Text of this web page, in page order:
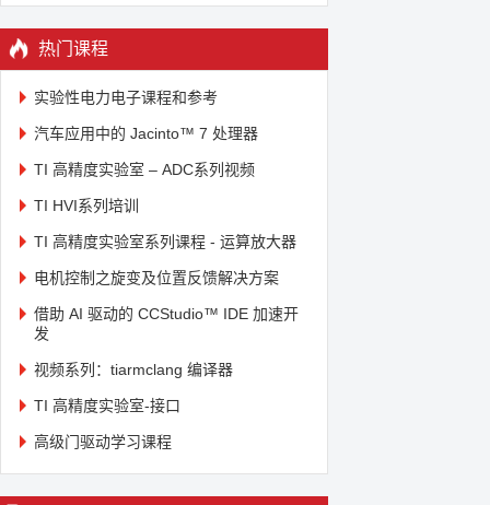
热门课程
实验性电力电子课程和参考
汽车应用中的 Jacinto™ 7 处理器
TI 高精度实验室 – ADC系列视频
TI HVI系列培训
TI 高精度实验室系列课程 - 运算放大器
电机控制之旋变及位置反馈解决方案
借助 AI 驱动的 CCStudio™ IDE 加速开
发
视频系列：tiarmclang 编译器
TI 高精度实验室-接口
高级门驱动学习课程